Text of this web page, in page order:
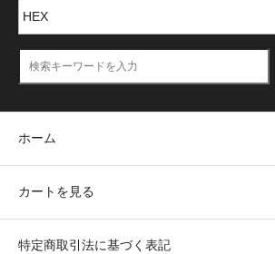
ホーム
カートを見る
特定商取引法に基づく表記